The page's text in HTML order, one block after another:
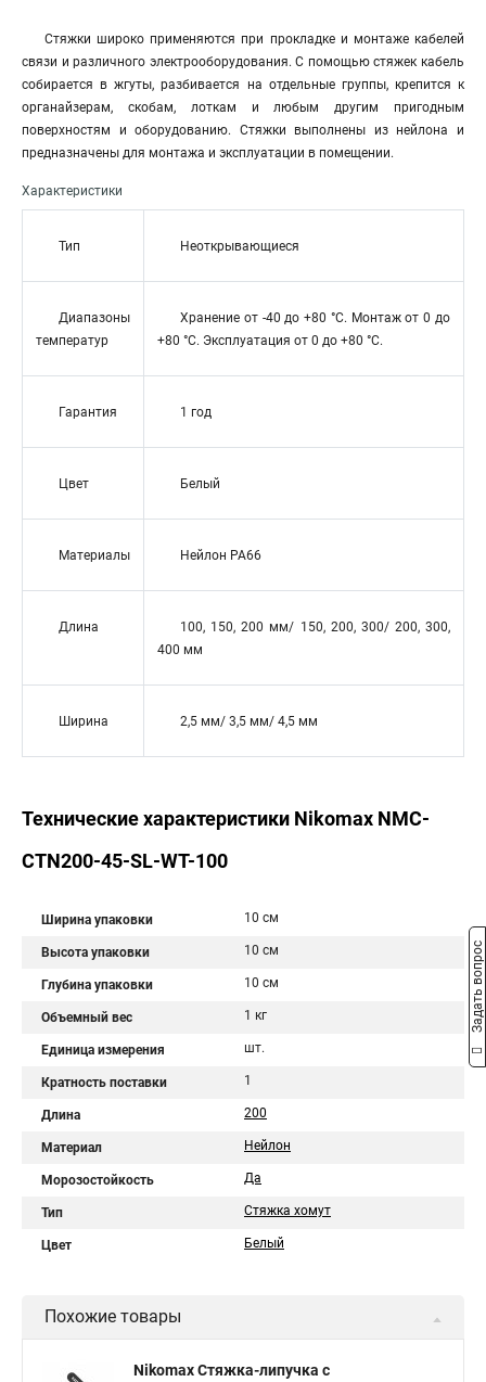
Стяжки широко применяются при прокладке и монтаже кабелей
связи и различного электрооборудования. С помощью стяжек кабель
собирается в жгуты, разбивается на отдельные группы, крепится к
органайзерам, скобам, лоткам и любым другим пригодным
поверхностям и оборудованию. Стяжки выполнены из нейлона и
предназначены для монтажа и эксплуатации в помещении.
Характеристики
Тип Неоткрывающиеся
Диапазоны
температур
Хранение от -40 до +80 °С. Монтаж от 0 до
+80 °С. Эксплуатация от 0 до +80 °С.
Гарантия 1 год
Цвет Белый
Материалы Нейлон РА66
Длина
100, 150, 200 мм/ 150, 200, 300/ 200, 300,
400 мм
Ширина 2,5 мм/ 3,5 мм/ 4,5 мм
Технические характеристики Nikomax NMC-
CTN200-45-SL-WT-100
Ширина упаковки 10 см
Высота упаковки 10 см
Глубина упаковки 10 см
Объемный вес 1 кг
Единица измерения шт.
Кратность поставки 1
Длина 200
Материал Нейлон
Морозостойкость Да
Тип Стяжка хомут
Цвет Белый
Похожие товары
Nikomax Стяжка-липучка с
Задать вопрос